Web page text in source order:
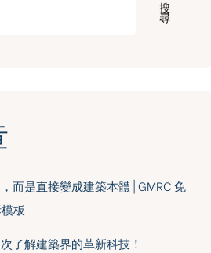
搜
尋
而是直接變成建築本體 | GMRC 免
板
了解建築界的革新科技！